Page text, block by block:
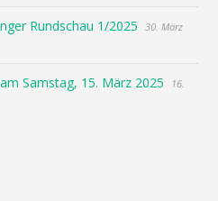
Rundschau 1/2025
30. März
Samstag, 15. März 2025
16.